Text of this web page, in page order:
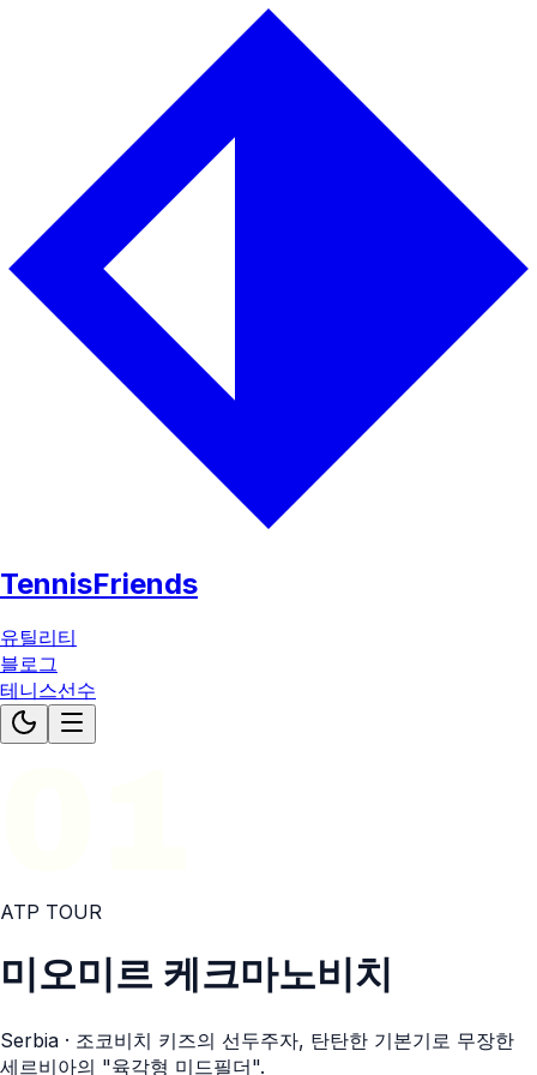
TennisFriends
유틸리티
블로그
테니스선수
ATP TOUR
미오미르 케크마노비치
Serbia · 조코비치 키즈의 선두주자, 탄탄한 기본기로 무장한
세르비아의 "육각형 미드필더".